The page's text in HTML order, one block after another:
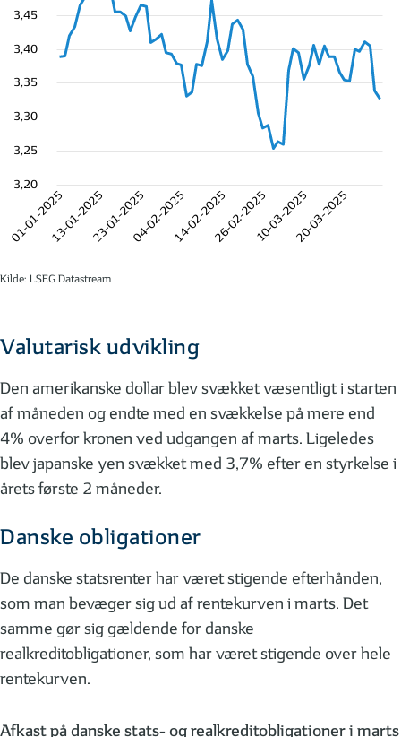
01-01-202513-01-202523-01-202504-02-202514-02-202526-02-202510-03-202520-03-2025
3,20
3,25
3,30
3,35
3,40
3,45
Kilde: LSEG Datastream
Valutarisk udvikling
Den amerikanske dollar blev svækket væsentligt i starten
af måneden og endte med en svækkelse på mere end
4% overfor kronen ved udgangen af marts. Ligeledes
blev japanske yen svækket med 3,7% efter en styrkelse i
årets første 2 måneder.
Danske obligationer
De danske statsrenter har været stigende efterhånden,
som man bevæger sig ud af rentekurven i marts. Det
samme gør sig gældende for danske
realkreditobligationer, som har været stigende over hele
rentekurven.
Afkast på danske stats- og realkreditobligationer i marts